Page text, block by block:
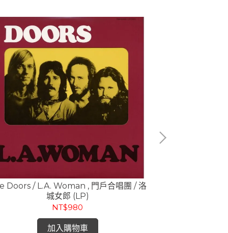
Doors / L.A. Woman , 門戶合唱團 / 洛
城女郎 (LP)
NT$980
加入購物車